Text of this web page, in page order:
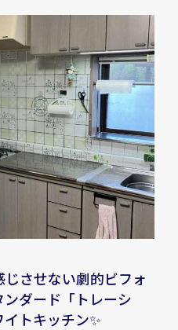
じさせない劇的ビフォ
ダード「トレーシ
トキッチン✨